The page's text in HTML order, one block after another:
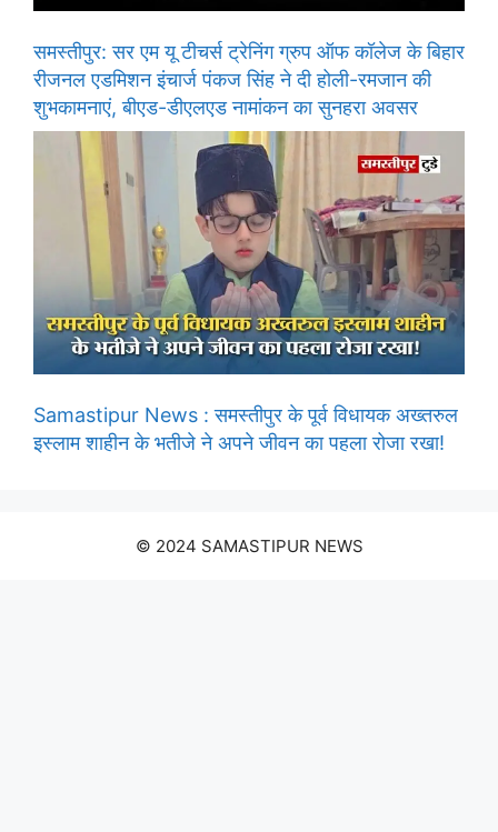
समस्तीपुर: सर एम यू टीचर्स ट्रेनिंग ग्रुप ऑफ कॉलेज के बिहार
रीजनल एडमिशन इंचार्ज पंकज सिंह ने दी होली-रमजान की
शुभकामनाएं, बीएड-डीएलएड नामांकन का सुनहरा अवसर
Samastipur News : समस्तीपुर के पूर्व विधायक अख्तरुल
इस्लाम शाहीन के भतीजे ने अपने जीवन का पहला रोजा रखा!
© 2024 SAMASTIPUR NEWS